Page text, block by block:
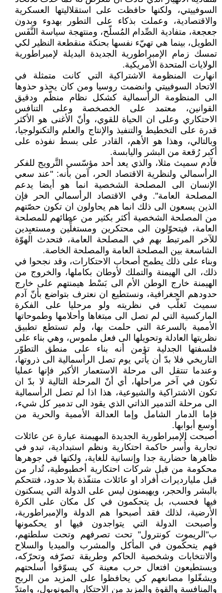
السوفييتي، ولكنها حافظت على استقلاليتها العسكرية
والاقتصادية، وعملت بذكاء على التطور بهدوء وبدون
جعجعة، متفادية الصِّدام المُسلّح، ومنتهجة سياسة النَّفَس
الطويل، بينما هي تهيّء نفسها بحنكة منقطعة النظير لكي
تمسك زمام الإمبراطورية الجديدة البديلة لإمبراطورية
الولايات المتحدة الأمريكية.
انهارت المنظومة الاشتراكية التي كانت متمثلة في
الاتحاد السوفييتي وانضمت روسيا ومن كان يحذو حذوها
الى المنظومة الرأسمالية كشكل نظام منظّم ودقيق
القوانين، معتمد على الخصخصة وعلى التنافس
الاحتكاري وعلى ان الحياة للقوي، وأنّ الأغنى هو الأكثر
قدرة على التخطيط والتنفيذ والإنتاج والعلم والتكنولوجيا،
وبالتالي، وهذا هو الأهم، القادر على بسط نفوذه على
أكبر رُقعة من البشر واليابسة.
فآدم سميث مثلا، والذي يعد أحد مؤسّسي التَّرويج للفكر
الرأسمالي ولنظرية الاقتصاد الحر، آمن بأنه: "عند سعي
الإنسان الى المصلحة الشخصية انما هو أيضا يدعم
المصلحة العامة". وفي الاقتصاد الرأسمالي الحر فإن
الذين يسعون الى ذلك انما هم يحاولون ان تكون حصّتهم
من المصلحة الشخصية أكثر بكثير من عطائهم للمصلحة
العامة، فيتحوّلون الى محتكرين ومستغلِّين ومستعبِدين
للآخر المرتبط بهم في المصلحة العامة، فتحدث الهوّة
الشاسعة بين المصلحة العامة والمصلحة الخاصة.
وبناء على ذلك يطمح أصحاب الاحتكارات، وقد نجحوا في
ذلك، الى الهيمنة والتملك لأوطان بكاملها، والخروج من
الهيمنة خارج الوطن الأم الى بَسْط هيمنتهم على خارج
حدودهم الجغرافية، ونستطيع ان نعترف بتواضع بأنّ آدم
سميث تَغلّب في نظريته ولو مرحليا على الفكرة
الماركسية التي لم تصل الى مبتغاها وأحلامها وطموحاتها
الأممية بالسرعة التي حلمت بها، ولم تستطع تطبيق
نظريتها العادلة وتحويلها الى فعل ملموس، وهي بناء على
فلسفتها الجدلية تؤمن أنه بناء على منطق التطوّر
التاريخي فلا بدّ أن يأتي يوم تصل الرأسمالية الى ذروتها،
وعندما تنتقل الى مرحلة الاستعمار الأكبر فإنها عمليا
تكون في آخر مراحلها، أي أنّ المرحلة التالية لا بدّ ان
تكون الاشتراكية والشيوعية، هذا اذا لم تصل الرأسمالية
الى مرحلة التدمير الذاتي الذي يقود الى تدمير كل شيء،
فإما الدمار الشامل وإما العدالة الأممية والحرية من
أوسع أبوابها.
أصبحت الإمبراطورية الجديدة المهيمنة عبارة عن عائلات
تجارية وأُسر حاكمة احتكارية ونظم استبدادية، تبدو في
ظاهرها حضارية جدا وإنسانية للغاية، ولكنها في جوهرها
محكومة من قبل شركات احتكارية أخطبوطية، تُدار من
قبل مليارديرات أفراد او عائلات متنفّذة بلا حدود، فتتحكم
بالبشر والحجر، ويهيمنون ليس على الدولة التي يسكنون
فيها فحسب، بل يتحكمون في كل مكان على الكرة
الأرضية، لذلك فقد أصبحوا هم الدولة والإمبراطورية،
وأصبحت الدولة التي يتواجدون فيها او يحكمونها
ب"الريموت كونترول" تحت تصرفهم وتحت سلطتهم،
فهم يتحكّمون في المأكل والمشرب والميديا والسلاح
والانتخابات وشخصية الحاكم وطريقة تصرّفه وتحرّكه،
ويستطيعون افتعال حرب معينة كي يسوّقوا أسلحتهم
ويشغّلوا مصانعهم كي يحافظوا على المزيد من الربح
والمنافسة والقوة والمزيد من الاحتكار والمونوبول، وامتدّ